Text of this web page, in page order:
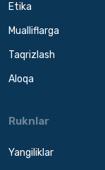
Etika
Mualliflarga
Taqrizlash
Aloqa
Ruknlar
Yangiliklar